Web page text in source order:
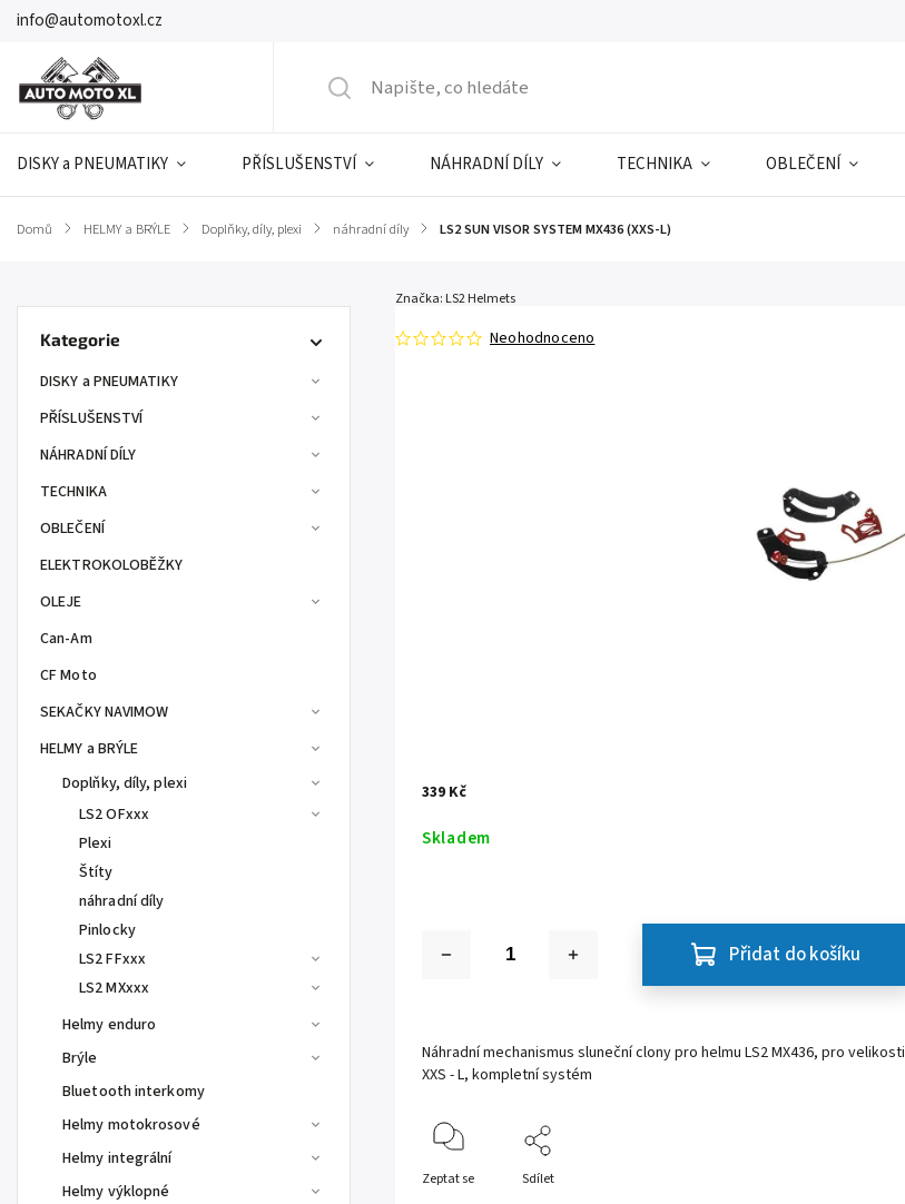
info@automotoxl.cz
DISKY a PNEUMATIKY PŘÍSLUŠENSTVÍ NÁHRADNÍ DÍLY TECHNIKA OBLEČENÍ
Domů / HELMY a BRÝLE / Doplňky, díly, plexi / náhradní díly / LS2 SUN VISOR SYSTEM MX436 (XXS-L)
Kategorie
DISKY a PNEUMATIKY
PŘÍSLUŠENSTVÍ
NÁHRADNÍ DÍLY
TECHNIKA
OBLEČENÍ
ELEKTROKOLOBĚŽKY
OLEJE
Can-Am
CF Moto
SEKAČKY NAVIMOW
HELMY a BRÝLE
Doplňky, díly, plexi
LS2 OFxxx
Plexi
Štíty
náhradní díly
Pinlocky
LS2 FFxxx
LS2 MXxxx
Helmy enduro
Brýle
Bluetooth interkomy
Helmy motokrosové
Helmy integrální
Helmy výklopné
Neohodnoceno
Značka: LS2 Helmets
339 Kč
Skladem
Přidat do košíku
Náhradní mechanismus sluneční clony pro helmu LS2 MX436, pro velikosti
XXS - L, kompletní systém
Zeptat se Sdílet